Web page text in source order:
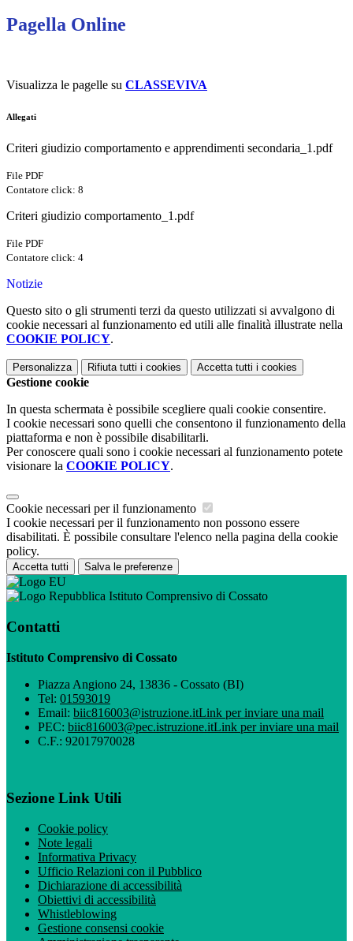
Pagella Online
Visualizza le pagelle su CLASSEVIVA
Allegati
Criteri giudizio comportamento e apprendimenti secondaria_1.pdf
File PDF
Contatore click: 8
Criteri giudizio comportamento_1.pdf
File PDF
Contatore click: 4
Notizie
Questo sito o gli strumenti terzi da questo utilizzati si avvalgono di
cookie necessari al funzionamento ed utili alle finalità illustrate nella
COOKIE POLICY.
Personalizza Rifiuta tutti i cookies Accetta tutti i cookies
Gestione cookie
In questa schermata è possibile scegliere quali cookie consentire.
I cookie necessari sono quelli che consentono il funzionamento della
piattaforma e non è possibile disabilitarli.
Per conoscere quali sono i cookie necessari al funzionamento potete
visionare la COOKIE POLICY.
Cookie necessari per il funzionamento
I cookie necessari per il funzionamento non possono essere
disabilitati. È possibile consultare l'elenco nella pagina della cookie
policy.
Accetta tutti Salva le preferenze
Istituto Comprensivo di Cossato
Contatti
Istituto Comprensivo di Cossato
Piazza Angiono 24, 13836 - Cossato (BI)
Tel: 01593019
Email: biic816003@istruzione.itLink per inviare una mail
PEC: biic816003@pec.istruzione.itLink per inviare una mail
C.F.: 92017970028
Sezione Link Utili
Cookie policy
Note legali
Informativa Privacy
Ufficio Relazioni con il Pubblico
Dichiarazione di accessibilità
Obiettivi di accessibilità
Whistleblowing
Gestione consensi cookie